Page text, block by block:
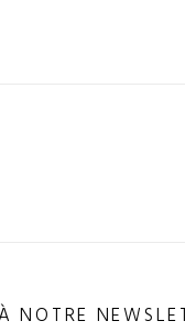
NOTRE